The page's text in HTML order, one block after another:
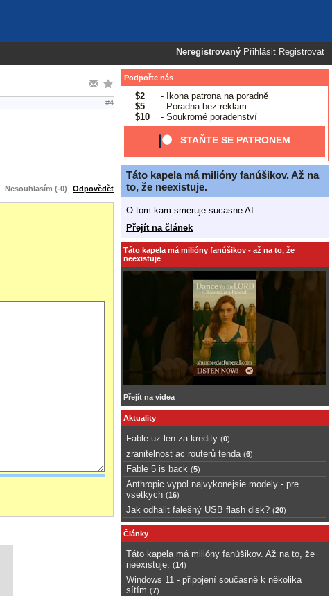
Neregistrovaný Přihlásit Registrovat
#4
Nesouhlasím (-0) Odpovědět
Podpořte nás
$2
- Ikona patrona na poradně
$5
- Poradna bez reklam
$10
- Soukromé poradenství
STAŇTE SE PATRONEM
Táto kapela má milióny fanúšikov. Až na
to, že neexistuje.
O tom kam smeruje sucasne AI.
Přejít na článek
Táto kapela má milióny fanúšikov - až na to, že
neexistuje
Přejít na videa
Aktuality
Fable uz len za kredity (0)
zranitelnost ac routerů tenda (6)
Fable 5 is back (5)
Anthropic vypol najvykonejsie modely - pre
vsetkych (16)
Jak odhalit falešný USB flash disk? (20)
Články
Táto kapela má milióny fanúšikov. Až na to, že
neexistuje.
(14)
Windows 11 - připojení současně k několika
sítím (7)